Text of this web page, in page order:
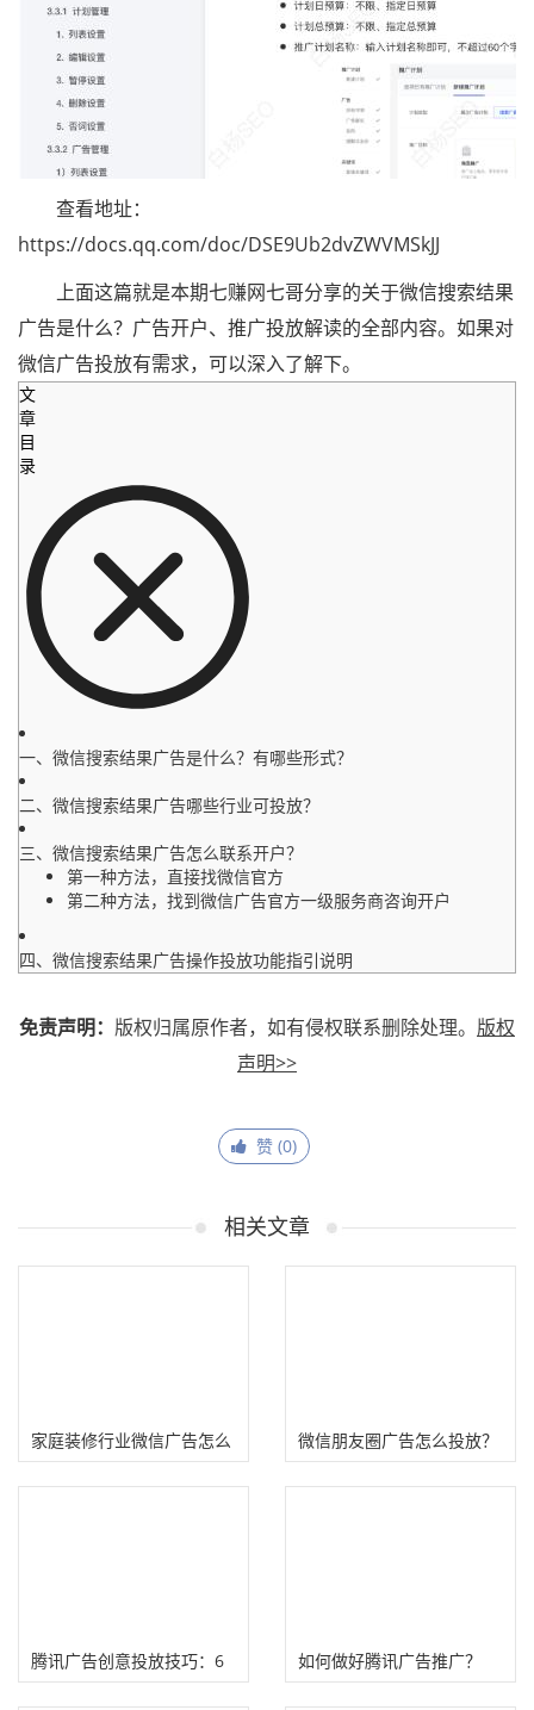
查看地址：
https://docs.qq.com/doc/DSE9Ub2dvZWVMSkJJ
上面这篇就是本期七赚网七哥分享的关于微信搜索结果
广告是什么？广告开户、推广投放解读的全部内容。如果对
微信广告投放有需求，可以深入了解下。
文
章
目
录
一、微信搜索结果广告是什么？有哪些形式？
二、微信搜索结果广告哪些行业可投放？
三、微信搜索结果广告怎么联系开户？
第一种方法，直接找微信官方
第二种方法，找到微信广告官方一级服务商咨询开户
四、微信搜索结果广告操作投放功能指引说明
免责声明： 版权归属原作者，如有侵权联系删除处理。 版权
声明>>
赞 (0)
相关文章
家庭装修行业微信广告怎么
投放？详解微信广告账户开
微信朋友圈广告怎么投放？
(广点通罗卡定向技巧）
腾讯广告创意投放技巧：6
个创意广告效果优化技巧
如何做好腾讯广告推广？
（核心在于做好广告私域转